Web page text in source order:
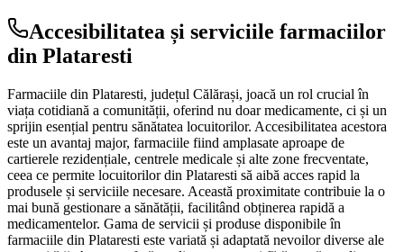
Accesibilitatea și serviciile farmaciilor
din Plataresti
Farmaciile din Plataresti, județul Călărași, joacă un rol crucial în
viața cotidiană a comunității, oferind nu doar medicamente, ci și un
sprijin esențial pentru sănătatea locuitorilor. Accesibilitatea acestora
este un avantaj major, farmaciile fiind amplasate aproape de
cartierele rezidențiale, centrele medicale și alte zone frecventate,
ceea ce permite locuitorilor din Plataresti să aibă acces rapid la
produsele și serviciile necesare. Această proximitate contribuie la o
mai bună gestionare a sănătății, facilitând obținerea rapidă a
medicamentelor. Gama de servicii și produse disponibile în
farmaciile din Plataresti este variată și adaptată nevoilor diverse ale